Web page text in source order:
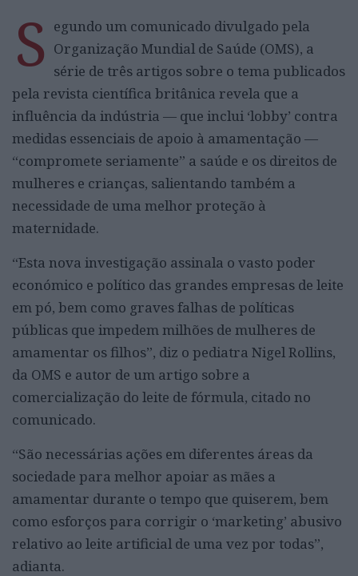
S egundo um comunicado divulgado pela
Organização Mundial de Saúde (OMS), a
série de três artigos sobre o tema publicados
pela revista científica britânica revela que a
influência da indústria — que inclui ‘lobby’ contra
medidas essenciais de apoio à amamentação —
“compromete seriamente” a saúde e os direitos de
mulheres e crianças, salientando também a
necessidade de uma melhor proteção à
maternidade.
“Esta nova investigação assinala o vasto poder
económico e político das grandes empresas de leite
em pó, bem como graves falhas de políticas
públicas que impedem milhões de mulheres de
amamentar os filhos”, diz o pediatra Nigel Rollins,
da OMS e autor de um artigo sobre a
comercialização do leite de fórmula, citado no
comunicado.
“São necessárias ações em diferentes áreas da
sociedade para melhor apoiar as mães a
amamentar durante o tempo que quiserem, bem
como esforços para corrigir o ‘marketing’ abusivo
relativo ao leite artificial de uma vez por todas”,
adianta.